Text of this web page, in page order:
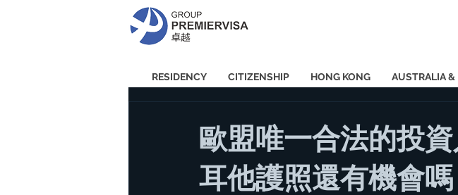
RESIDENCY CITIZENSHIP HONG KONG AUSTRALIA &
歐盟唯一合法的投
耳他護照還有機會嗎